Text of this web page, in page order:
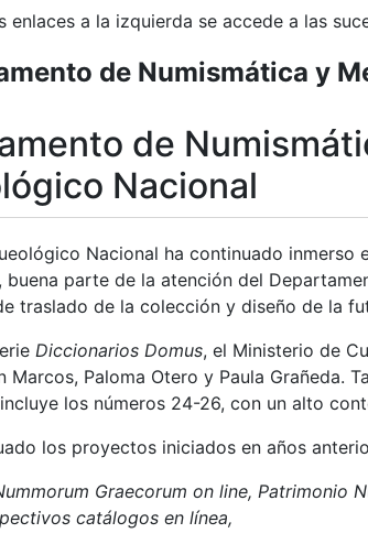
enlaces a la izquierda se accede a las
de Numismática y
de
Nacional
Nacional ha continuado
buena parte de la atención del
traslado de la colección y diseño de la
Diccionarios Domus, el Ministerio de
Marcos, Paloma Otero y Paula Grañeda.
los números 24-26, con un alto
los proyectos iniciados en años
Graecorum on line, Patrimonio
catálogos en línea,